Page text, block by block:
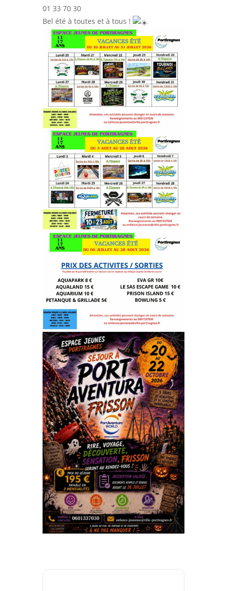
01 33 70 30
Bel été à toutes et à tous !